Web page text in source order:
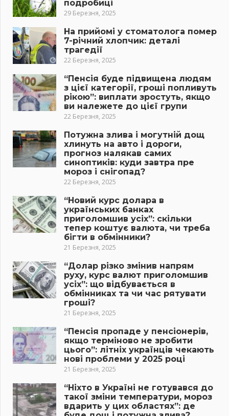
подробиці
29 Березня, 2025
На прийомі у стоматолога помер
7-річний хлопчик: деталі
трагедії
22 Березня, 2025
“Пенсія буде підвищена людям
з цієї категорії, гроші попливуть
рікою”: виплати зростуть, якщо
ви належете до цієї групи
22 Березня, 2025
Потужна злива і могутній дощ
хлинуть на авто і дороги,
прогноз налякав самих
синоптиків: куди завтра пре
мороз і снігопад?
22 Березня, 2025
“Новий курс долара в
українських банках
приголомшив усіх”: скільки
тепер коштує валюта, чи треба
бігти в обмінники?
21 Березня, 2025
“Долар різко змінив напрям
руху, курс валют приголомшив
усіх”: що відбувається в
обмінниках та чи час рятувати
гроші?
21 Березня, 2025
“Пенсія пропаде у пенсіонерів,
якщо терміново не зробити
цього”: літніх українців чекають
нові проблеми у 2025 році
21 Березня, 2025
“Ніхто в Україні не готувався до
такої зміни температури, мороз
вдарить у цих областях”: де